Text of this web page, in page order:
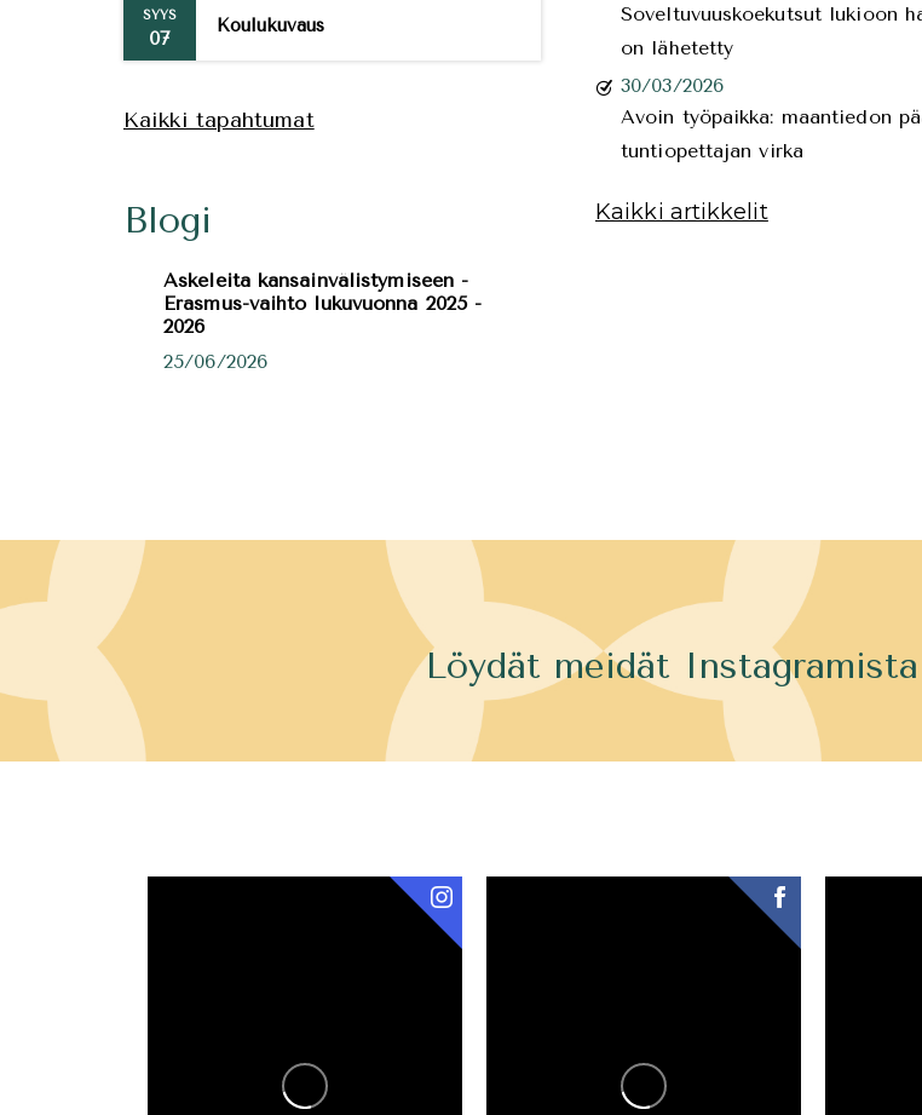
SYYS
07
Koulukuvaus
Kaikki tapahtumat
Blogi
Askeleita kansainvälistymiseen -
Erasmus-vaihto lukuvuonna 2025 -
2026
25/06/2026
Soveltuvuuskoekutsut lukioon
on lähetetty
30/03/2026
Avoin työpaikka: maantiedon
tuntiopettajan virka
Kaikki artikkelit
Löydät meidät